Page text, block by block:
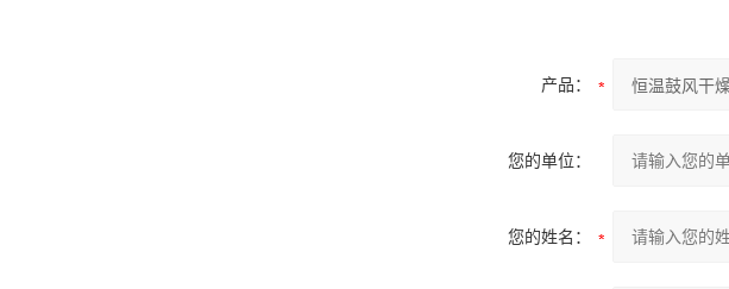
产品：
您的单位：
您的姓名：